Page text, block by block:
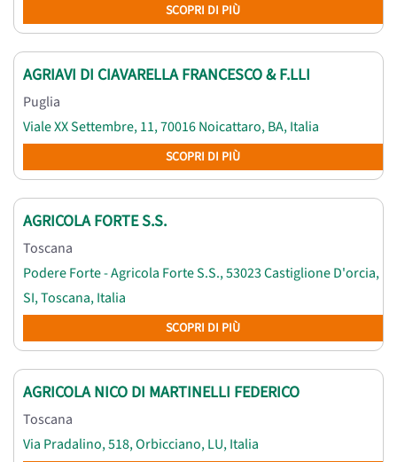
SCOPRI DI PIÙ
AGRIAVI DI CIAVARELLA FRANCESCO & F.LLI
Puglia
Viale XX Settembre, 11, 70016 Noicattaro, BA, Italia
SCOPRI DI PIÙ
AGRICOLA FORTE S.S.
Toscana
Podere Forte - Agricola Forte S.S., 53023 Castiglione D'orcia,
SI, Toscana, Italia
SCOPRI DI PIÙ
AGRICOLA NICO DI MARTINELLI FEDERICO
Toscana
Via Pradalino, 518, Orbicciano, LU, Italia